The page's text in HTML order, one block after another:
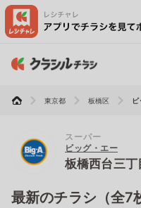
東京都 板橋区
スーパー
ビッグ・エー
板橋西台三丁
最新のチラシ（全7